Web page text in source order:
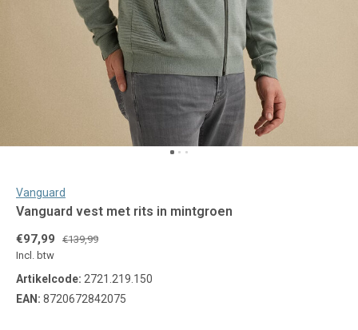
Vanguard
Vanguard vest met rits in mintgroen
€97,99
€139,99
Incl. btw
Artikelcode: 2721.219.150
EAN: 8720672842075